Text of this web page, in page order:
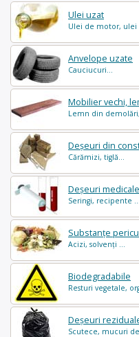
Ulei uzat
Ulei de motor, ulei
Anvelope uzate
Cauciucuri...
Mobilier vechi,
Lemn din
Deșeuri din
Cărămizi, tiglă...
Deșeuri medicale
Seringi, recipente ...
Substanțe
Acizi, solvenți ...
Biodegradabile
Resturi vegetale,
Deșeuri
Scutece, mucuri